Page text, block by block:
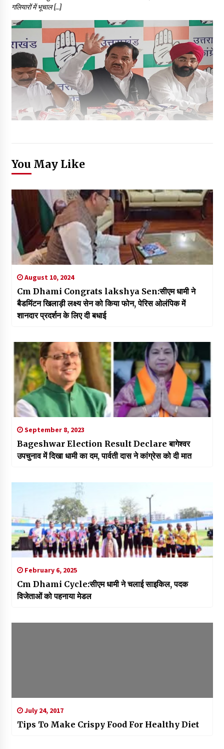
गलियारों में भूचाल […]
You May Like
August 10, 2024
Cm Dhami Congrats lakshya Sen:सीएम धामी ने
बैडमिंटन खिलाड़ी लक्ष्य सेन को किया फोन, पेरिस ओलंपिक में
शानदार प्रदर्शन के लिए दी बधाई
September 8, 2023
Bageshwar Election Result Declare बागेश्वर
उपचुनाव में दिखा धामी का दम, पार्वती दास ने कांग्रेस को दी मात
February 6, 2025
Cm Dhami Cycle:सीएम धामी ने चलाई साइकिल, पदक
विजेताओं को पहनाया मेडल
July 24, 2017
Tips To Make Crispy Food For Healthy Diet